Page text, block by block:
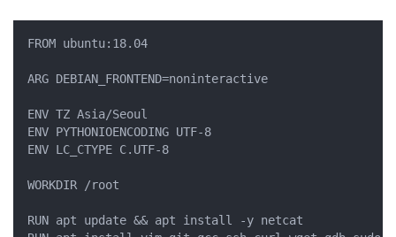
FROM ubuntu:18.04
ARG DEBIAN_FRONTEND=noninteractive
ENV TZ Asia/Seoul
ENV PYTHONIOENCODING UTF-8
ENV LC_CTYPE C.UTF-8
WORKDIR /root
RUN apt update && apt install -y netcat